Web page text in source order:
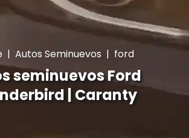
| Autos Seminuevos | ford
seminuevos Ford
| Caranty